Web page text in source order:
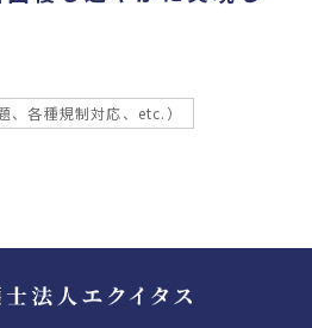
、各種規制対応、etc.）